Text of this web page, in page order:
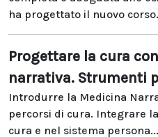
ha progettato il nuovo
Progettare la cura
narrativa. Strumenti
Introdurre la Medicina
percorsi di cura. Integrare
cura e nel sistema persona...